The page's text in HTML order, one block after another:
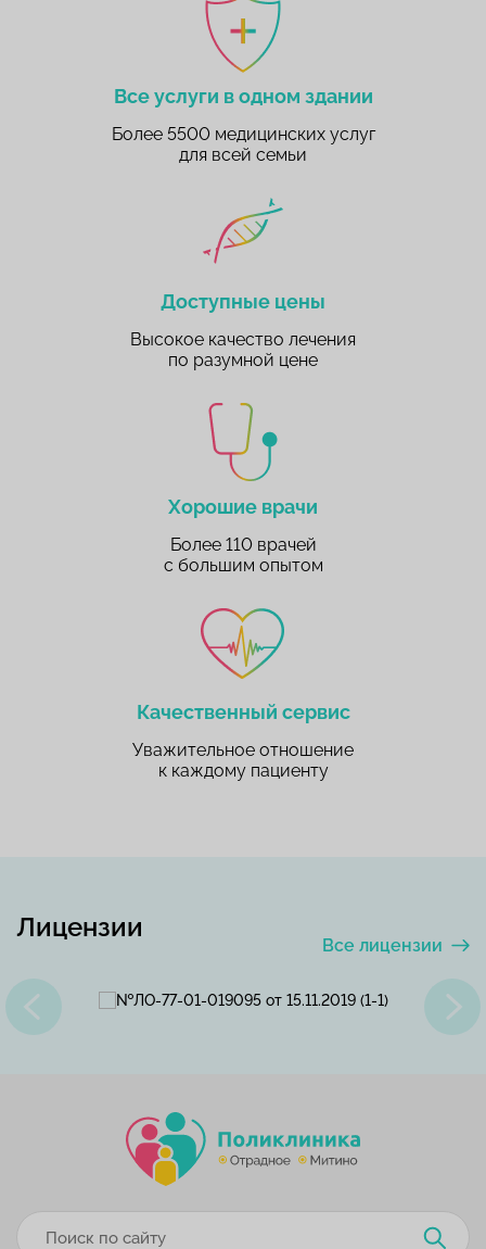
Все услуги в одном здании
Более 5500 медицинских услуг
для всей семьи
Доступные цены
Высокое качество лечения
по разумной цене
Хорошие врачи
Более 110 врачей
с большим опытом
Качественный сервис
Уважительное отношение
к каждому пациенту
Лицензии
Все лицензии